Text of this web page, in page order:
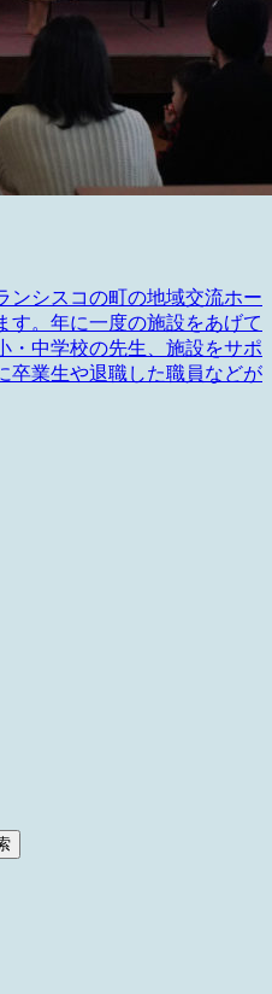
シスコの町の地域交流ホー
す。年に一度の施設をあげて
・中学校の先生、施設をサポ
卒業生や退職した職員などが